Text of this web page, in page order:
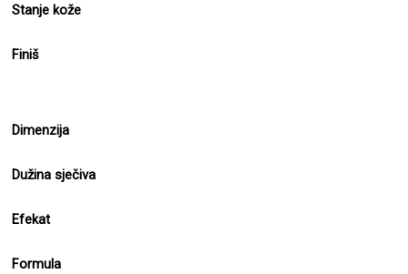
Stanje kože
Finiš
Dimenzija
Dužina sječiva
Efekat
Formula